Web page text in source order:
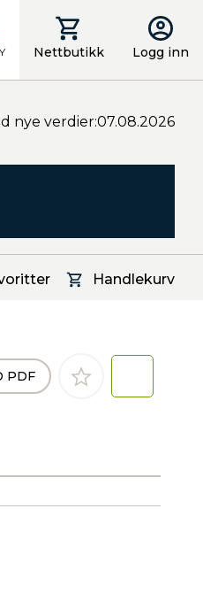
Nettbutikk Logg inn
nye verdier:07.08.2026
Handlekurv
PDF